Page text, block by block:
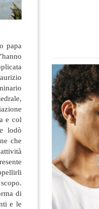
papa
e col
lodò
che
di
e le